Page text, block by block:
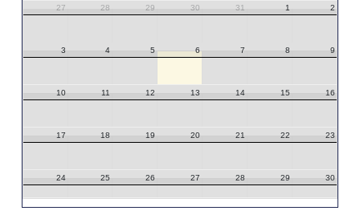
27 28 29 30 31 1 2
3 4 5 6 7 8 9
10 11 12 13 14 15 16
17 18 19 20 21 22 23
24 25 26 27 28 29 30